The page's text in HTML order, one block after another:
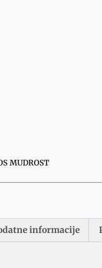
MUDROST
informacije